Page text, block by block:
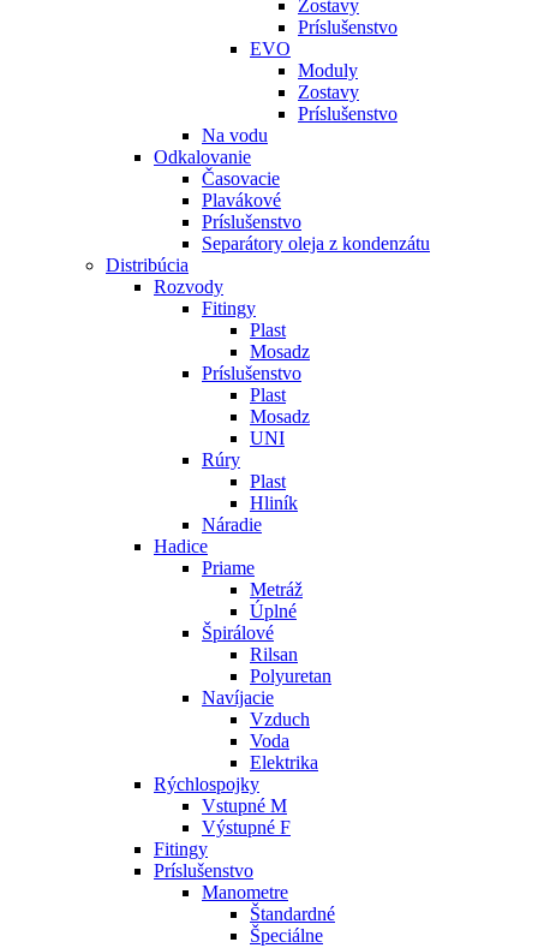
Zostavy
Príslušenstvo
EVO
Moduly
Zostavy
Príslušenstvo
Na vodu
Odkalovanie
Časovacie
Plavákové
Príslušenstvo
Separátory oleja z kondenzátu
Distribúcia
Rozvody
Fitingy
Plast
Mosadz
Príslušenstvo
Plast
Mosadz
UNI
Rúry
Plast
Hliník
Náradie
Hadice
Priame
Metráž
Úplné
Špirálové
Rilsan
Polyuretan
Navíjacie
Vzduch
Voda
Elektrika
Rýchlospojky
Vstupné M
Výstupné F
Fitingy
Príslušenstvo
Manometre
Štandardné
Špeciálne